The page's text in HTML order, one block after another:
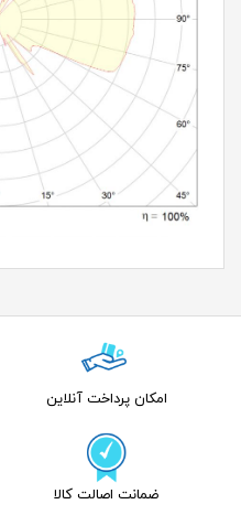
امکان پرداخت آنلاین
ضمانت اصالت کالا